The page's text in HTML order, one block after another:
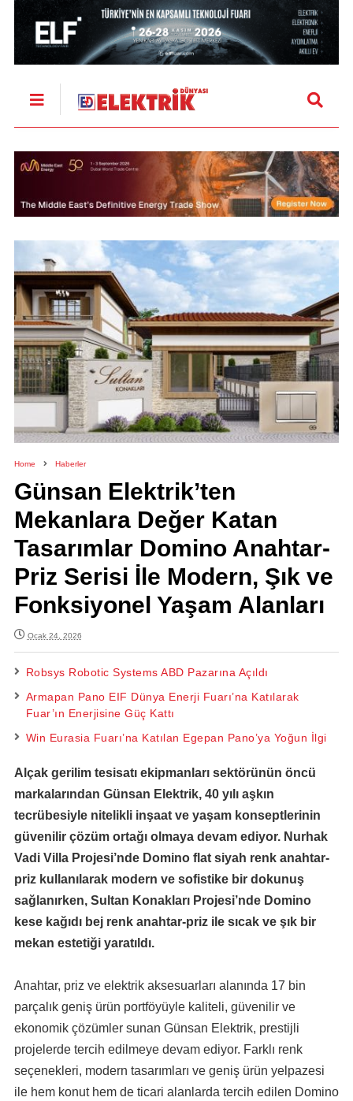
Home Haberler
Günsan Elektrik’ten
Mekanlara Değer Katan
Tasarımlar Domino Anahtar-
Priz Serisi İle Modern, Şık ve
Fonksiyonel Yaşam Alanları
Ocak 24, 2026
Robsys Robotic Systems ABD Pazarına Açıldı
Armapan Pano EIF Dünya Enerji Fuarı’na Katılarak
Fuar’ın Enerjisine Güç Kattı
Win Eurasia Fuarı’na Katılan Egepan Pano’ya Yoğun İlgi
Alçak gerilim tesisatı ekipmanları sektörünün öncü
markalarından Günsan Elektrik, 40 yılı aşkın
tecrübesiyle nitelikli inşaat ve yaşam konseptlerinin
güvenilir çözüm ortağı olmaya devam ediyor. Nurhak
Vadi Villa Projesi’nde Domino flat siyah renk anahtar-
priz kullanılarak modern ve sofistike bir dokunuş
sağlanırken, Sultan Konakları Projesi’nde Domino
kese kağıdı bej renk anahtar-priz ile sıcak ve şık bir
mekan estetiği yaratıldı.
Anahtar, priz ve elektrik aksesuarları alanında 17 bin
parçalık geniş ürün portföyüyle kaliteli, güvenilir ve
ekonomik çözümler sunan Günsan Elektrik, prestijli
projelerde tercih edilmeye devam ediyor. Farklı renk
seçenekleri, modern tasarımları ve geniş ürün yelpazesi
ile hem konut hem de ticari alanlarda tercih edilen Domino